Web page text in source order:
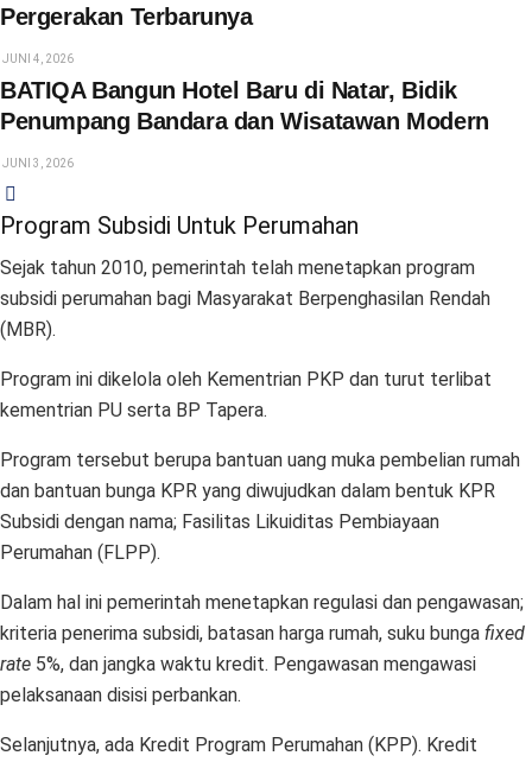
Pergerakan Terbarunya
JUNI 4, 2026
BATIQA Bangun Hotel Baru di Natar, Bidik
Penumpang Bandara dan Wisatawan Modern
JUNI 3, 2026
Program Subsidi Untuk Perumahan
Sejak tahun 2010, pemerintah telah menetapkan program
subsidi perumahan bagi Masyarakat Berpenghasilan Rendah
(MBR).
Program ini dikelola oleh Kementrian PKP dan turut terlibat
kementrian PU serta BP Tapera.
Program tersebut berupa bantuan uang muka pembelian rumah
dan bantuan bunga KPR yang diwujudkan dalam bentuk KPR
Subsidi dengan nama; Fasilitas Likuiditas Pembiayaan
Perumahan (FLPP).
Dalam hal ini pemerintah menetapkan regulasi dan pengawasan;
kriteria penerima subsidi, batasan harga rumah, suku bunga fixed
rate 5%, dan jangka waktu kredit. Pengawasan mengawasi
pelaksanaan disisi perbankan.
Selanjutnya, ada Kredit Program Perumahan (KPP). Kredit